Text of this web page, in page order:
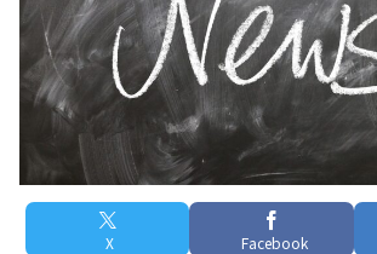
X Facebook